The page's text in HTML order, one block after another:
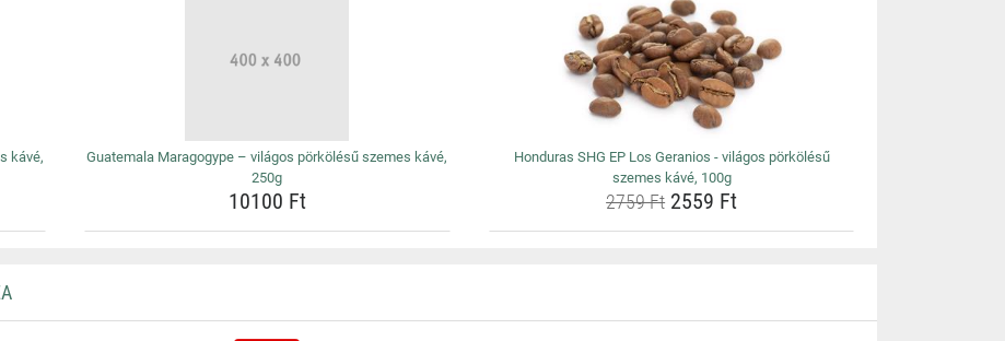
kávé,
Guatemala Maragogype – világos pörkölésű szemes kávé,
250g
10100 Ft
Honduras SHG EP Los Geranios - világos pörkölésű
szemes kávé, 100g
2759 Ft 2559 Ft